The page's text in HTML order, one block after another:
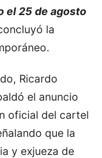
el 25 de agosto
la
Ricardo
el anuncio
oficial del cartel
que la
y exjueza de